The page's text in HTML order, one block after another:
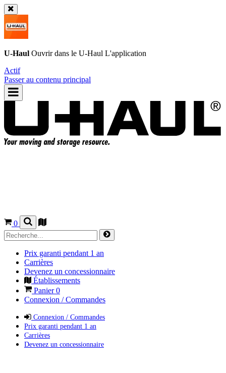
U-Haul Ouvrir dans le U-Haul L'application
Actif
Passer au contenu principal
0
Prix garanti pendant 1 an
Carrières
Devenez un concessionnaire
Établissements
Panier0
Connexion / Commandes
Connexion / Commandes
Prix garanti pendant 1 an
Carrières
Devenez un concessionnaire